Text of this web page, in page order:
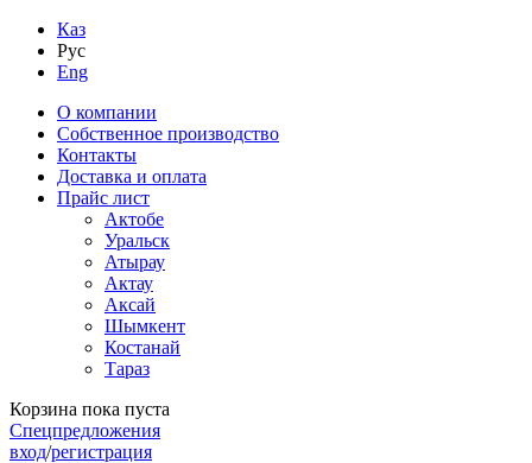
Каз
Рус
Eng
О компании
Собственное производство
Контакты
Доставка и оплата
Прайс лист
Актобе
Уральск
Атырау
Актау
Аксай
Шымкент
Костанай
Тараз
Корзина пока пуста
Спецпредложения
вход/регистрация